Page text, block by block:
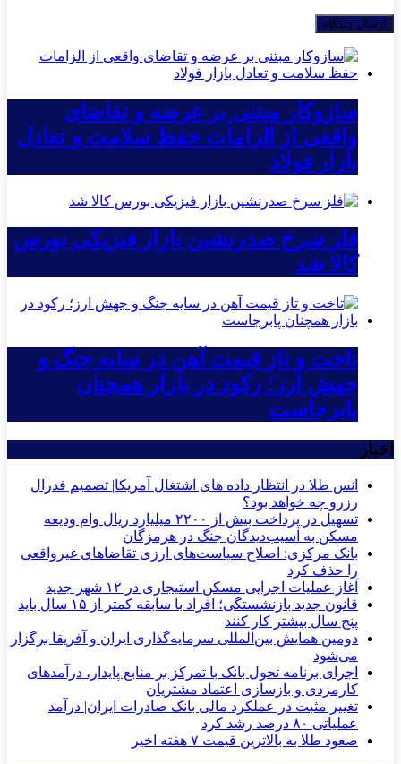
سازوکار مبتنی بر عرضه و تقاضای
واقعی از الزامات حفظ سلامت و تعادل
بازار فولاد
فلز سرخ صدرنشین بازار فیزیکی بورس
کالا شد
تاخت و تاز قیمت آهن در سایه جنگ و
جهش ارز؛ رکود در بازار همچنان
پابرجاست
اخبار
انس طلا در انتظار داده های اشتغال آمریکا| تصمیم فدرال
رزرو چه خواهد بود؟
تسهیل در پرداخت بیش از ۲۲۰۰ میلیارد ریال وام ودیعه
مسکن به آسیب‌دیدگان جنگ در هرمزگان
بانک مرکزی: اصلاح سیاست‌های ارزی تقاضاهای غیرواقعی
را حذف کرد
آغاز عملیات اجرایی مسکن استیجاری در ۱۲ شهر جدید
قانون جدید بازنشستگی؛ افراد با سابقه کمتر از ۱۵ سال باید
پنج سال بیشتر کار کنند
دومین همایش بین‌المللی سرمایه‌گذاری ایران و آفریقا برگزار
می‌شود
اجرای برنامه تحول بانک با تمرکز بر منابع پایدار، درآمدهای
کارمزدی و بازسازی اعتماد مشتریان
تغییر مثبت در عملکرد مالی بانک صادرات ایران| درآمد
عملیاتی ۸۰ درصد رشد کرد
صعود طلا به بالاترین قیمت ۷ هفته اخیر